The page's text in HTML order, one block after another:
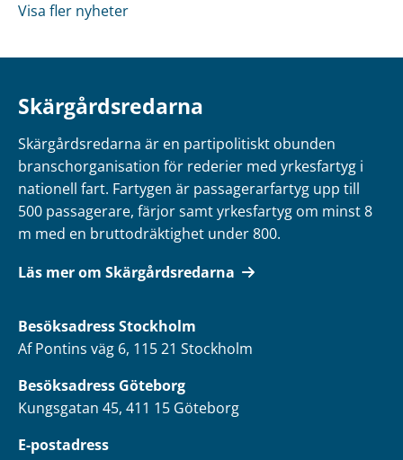
Visa fler nyheter
Skärgårdsredarna
Skärgårdsredarna är en partipolitiskt obunden
branschorganisation för rederier med yrkesfartyg i
nationell fart. Fartygen är passagerarfartyg upp till
500 passagerare, färjor samt yrkesfartyg om minst 8
m med en bruttodräktighet under 800.
Läs mer om Skärgårdsredarna
BesöksadressStockholm
Af Pontins väg 6, 115 21 Stockholm
Besöksadress Göteborg
Kungsgatan 45, 411 15 Göteborg
E-postadress